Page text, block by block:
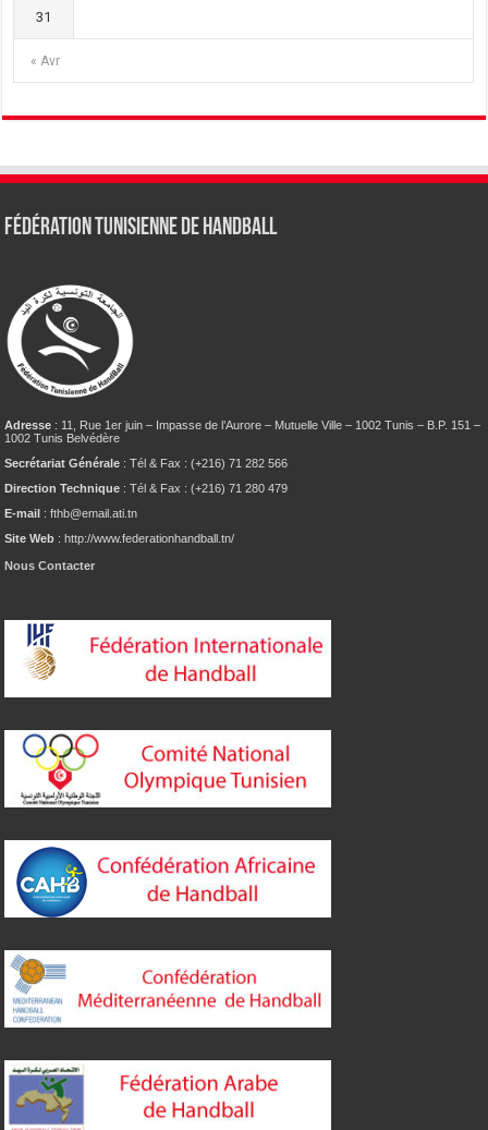
« Avr
31
Fédération tunisienne de Handball
Adresse : 11, Rue 1er juin – Impasse de l’Aurore – Mutuelle Ville – 1002 Tunis – B.P. 151 –
1002 Tunis Belvédère
Secrétariat Générale : Tél & Fax : (+216) 71 282 566
Direction Technique : Tél & Fax : (+216) 71 280 479
E-mail : fthb@email.ati.tn
Site Web : http://www.federationhandball.tn/
Nous Contacter